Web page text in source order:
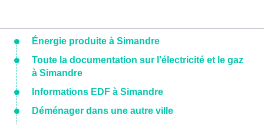
Énergie produite à Simandre
Toute la documentation sur l'électricité et le gaz
à Simandre
Informations EDF à Simandre
Déménager dans une autre ville